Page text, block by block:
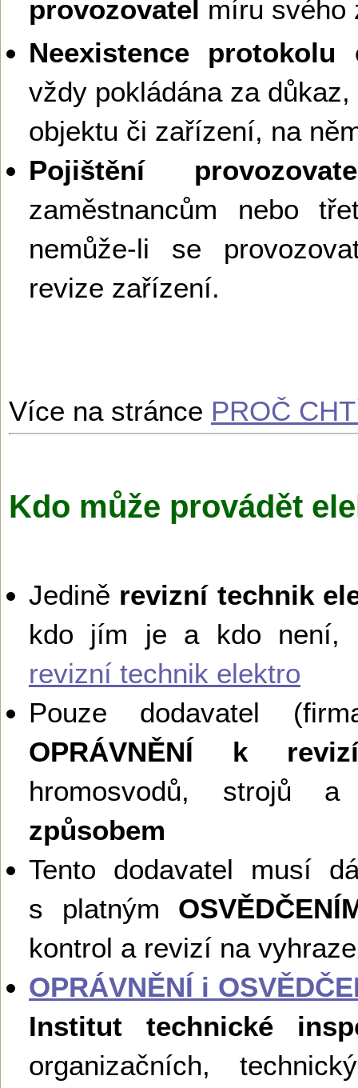
provozovatel míru svého
Neexistence protokolu
vždy pokládána za
objektu či zařízení, na
Pojištění
zaměstnancům nebo
nemůže-li se
revize zařízení.
Více na stránce PROČ
Kdo může provádět
Jedině revizní technik
kdo jím je a kdo není,
revizní technik elektro
Pouze dodavatel
OPRÁVNĚNÍ k
hromosvodů, strojů
způsobem
Tento dodavatel musí
s platným
kontrol a revizí na
OPRÁVNĚNÍ i
Institut technické
organizačních,